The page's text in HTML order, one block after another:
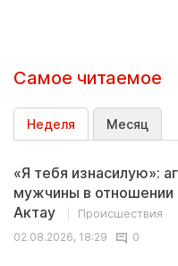
Самое читаемое
Неделя Месяц
«Я тебя изнасилую»:
мужчины в отношении
Актау
Происшествия
02.08.2026, 18:29
0